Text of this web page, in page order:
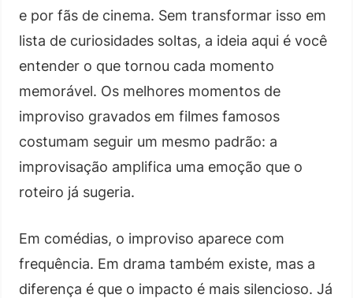
e por fãs de cinema. Sem transformar isso em
lista de curiosidades soltas, a ideia aqui é você
entender o que tornou cada momento
memorável. Os melhores momentos de
improviso gravados em filmes famosos
costumam seguir um mesmo padrão: a
improvisação amplifica uma emoção que o
roteiro já sugeria.
Em comédias, o improviso aparece com
frequência. Em drama também existe, mas a
diferença é que o impacto é mais silencioso. Já